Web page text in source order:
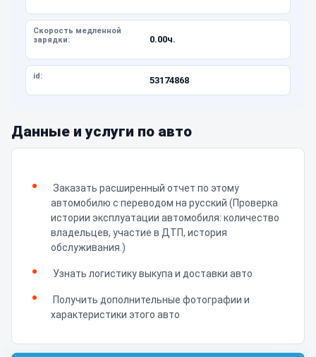
Скорость медленной
зарядки:
0.00ч.
id: 53174868
Данные и услуги по авто
Заказать расширенный отчет по этому
автомобилю с переводом на русский (Проверка
истории эксплуатации автомобиля: количество
владельцев, участие в ДТП, история
обслуживания.)
Узнать логистику выкупа и доставки авто
Получить дополнительные фотографии и
характеристики этого авто